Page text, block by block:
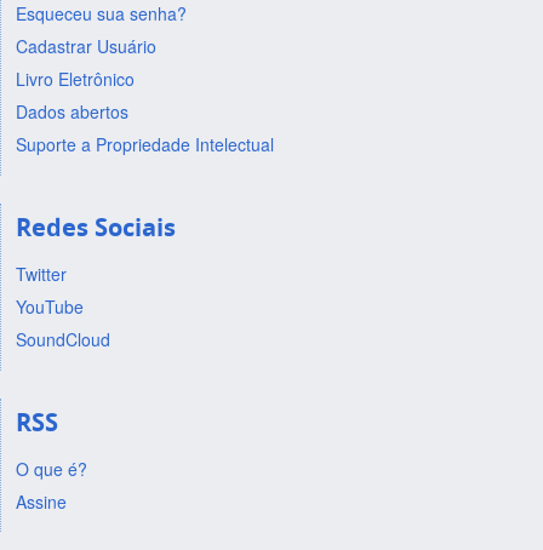
Esqueceu sua senha?
Cadastrar Usuário
Livro Eletrônico
Dados abertos
Suporte a Propriedade Intelectual
Redes Sociais
Twitter
YouTube
SoundCloud
RSS
O que é?
Assine